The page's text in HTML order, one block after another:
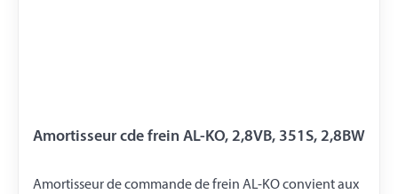
Amortisseur cde frein AL-KO, 2,8VB, 351S, 2,8BW
Amortisseur de commande de frein AL-KO convient aux